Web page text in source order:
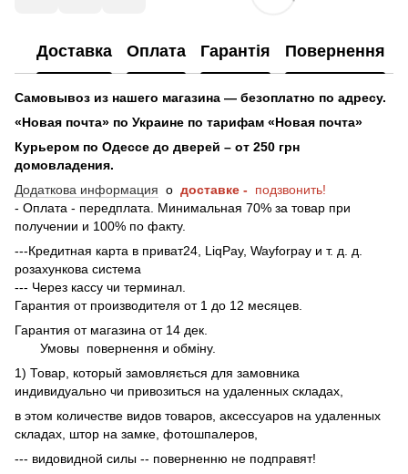
Доставка Оплата Гарантія Повернення
Самовывоз из нашего магазина — безоплатно по адресу.
«Новая почта» по Украине по тарифам «Новая почта»
Курьером по Одессе до дверей – от 250 грн
домовладения.
Додаткова информация о доставке - подзвонить!
- Оплата - передплата. Минимальная 70% за товар при
получении и 100% по факту.
---Кредитная карта в приват24, LiqPay, Wayforpay и т. д. д.
розахункова система
--- Через кассу чи терминал.
Гарантия от производителя от 1 до 12 месяцев.
Гарантия от магазина от 14 дек.
Умовы повернення и обміну.
1) Товар, который замовляється для замовника
индивидуально чи привозиться на удаленных складах,
в этом количестве видов товаров, аксессуаров на удаленных
складах, штор на замке, фотошпалеров,
--- видовидной силы -- поверненню не подправят!